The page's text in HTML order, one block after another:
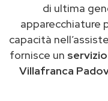
di ultima
apparecchiature
capacità
fornisce un
Villafranca